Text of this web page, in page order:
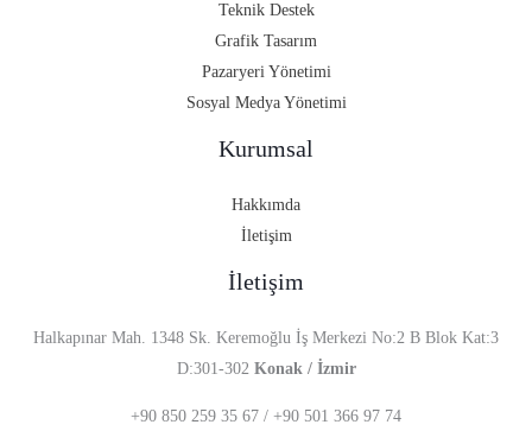
Teknik Destek
Grafik Tasarım
Pazaryeri Yönetimi
Sosyal Medya Yönetimi
Kurumsal
Hakkımda
İletişim
İletişim
Halkapınar Mah. 1348 Sk. Keremoğlu İş Merkezi No:2 B Blok Kat:3
D:301-302 Konak / İzmir
+90 850 259 35 67 / +90 501 366 97 74